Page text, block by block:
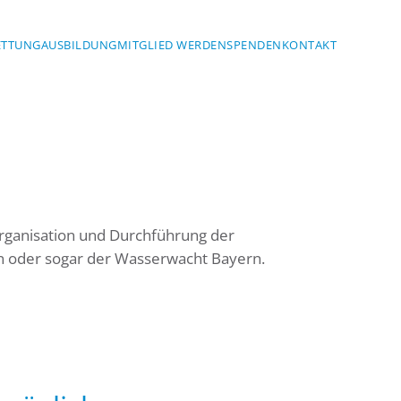
AUSBILDUNGMITGLIED WERDENSPENDENKONTAKT
und Durchführung der
sogar der Wasserwacht Bayern.